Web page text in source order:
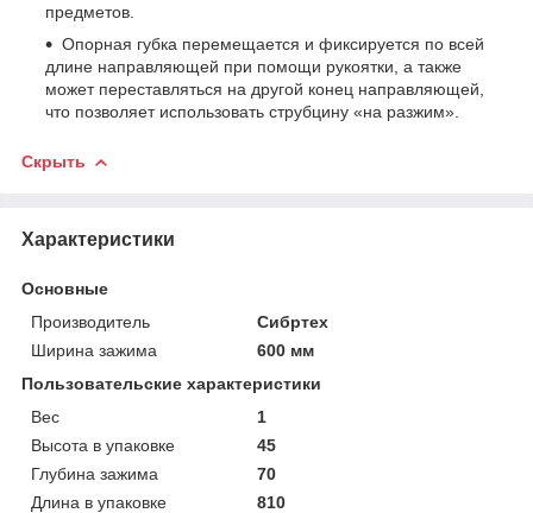
предметов.
Опорная губка перемещается и фиксируется по всей
длине направляющей при помощи рукоятки, а также
может переставляться на другой конец направляющей,
что позволяет использовать струбцину «на разжим».
Скрыть
Характеристики
Основные
Производитель
Сибртех
Ширина зажима
600 мм
Пользовательские характеристики
Вес
1
Высота в упаковке
45
Глубина зажима
70
Длина в упаковке
810